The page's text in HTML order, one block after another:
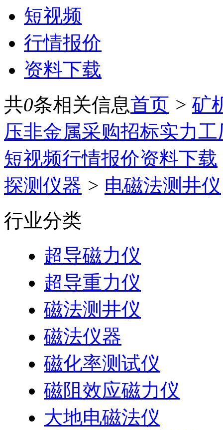
短视频
行情报价
资料下载
共0条相关信息首页 > 矿
压非金属采购招标实力工
短视频行情报价资料下载
探测仪器 > 电磁法测井仪
行业分类
超导磁力仪
超导重力仪
磁法测井仪
磁法仪器
磁化率测试仪
磁阻效应磁力仪
大地电磁法仪